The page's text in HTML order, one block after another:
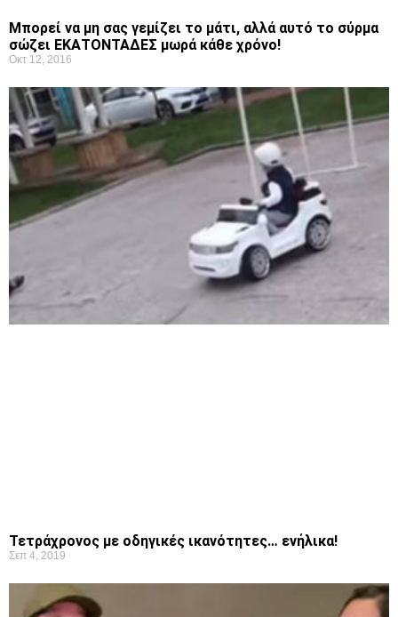
Μπορεί να μη σας γεμίζει το μάτι, αλλά αυτό το σύρμα
σώζει ΕΚΑΤΟΝΤΑΔΕΣ μωρά κάθε χρόνο!
Οκτ 12, 2016
Τετράχρονος με οδηγικές ικανότητες… ενήλικα!
Σεπ 4, 2019